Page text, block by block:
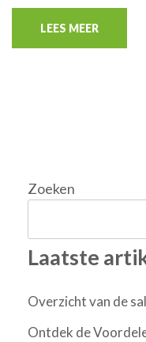
LEES MEER
Zoeken
Laatste
Overzicht van de
Ontdek de